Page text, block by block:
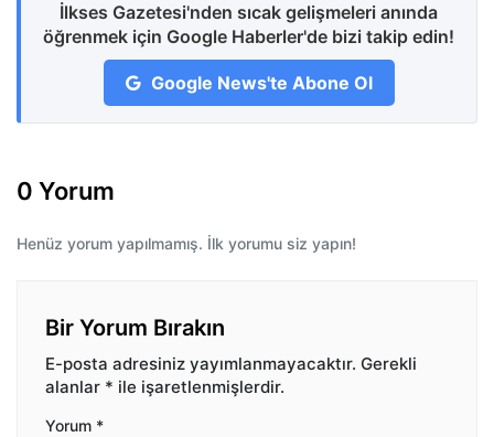
İlkses Gazetesi'nden sıcak gelişmeleri anında
öğrenmek için Google Haberler'de bizi takip edin!
Google News'te Abone Ol
0 Yorum
Henüz yorum yapılmamış. İlk yorumu siz yapın!
Bir Yorum Bırakın
E-posta adresiniz yayımlanmayacaktır. Gerekli
alanlar * ile işaretlenmişlerdir.
Yorum *